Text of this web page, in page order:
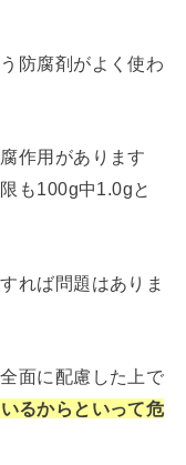
防腐剤がよく使わ
作用があります
も100g中1.0gと
れば問題はありま
面に配慮した上で
るからといって危